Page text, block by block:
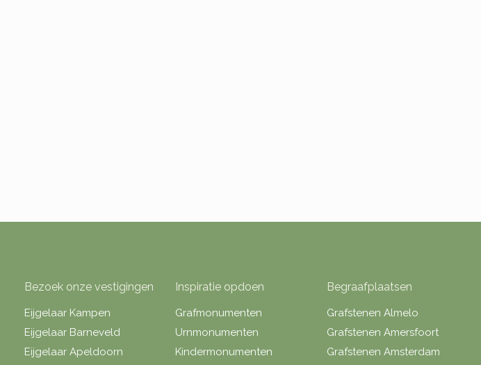
Bezoek onze vestigingen
Eijgelaar Kampen
Eijgelaar Barneveld
Eijgelaar Apeldoorn
Inspiratie opdoen
Grafmonumenten
Urnmonumenten
Kindermonumenten
Begraafplaatsen
Grafstenen Almelo
Grafstenen Amersfoort
Grafstenen Amsterdam